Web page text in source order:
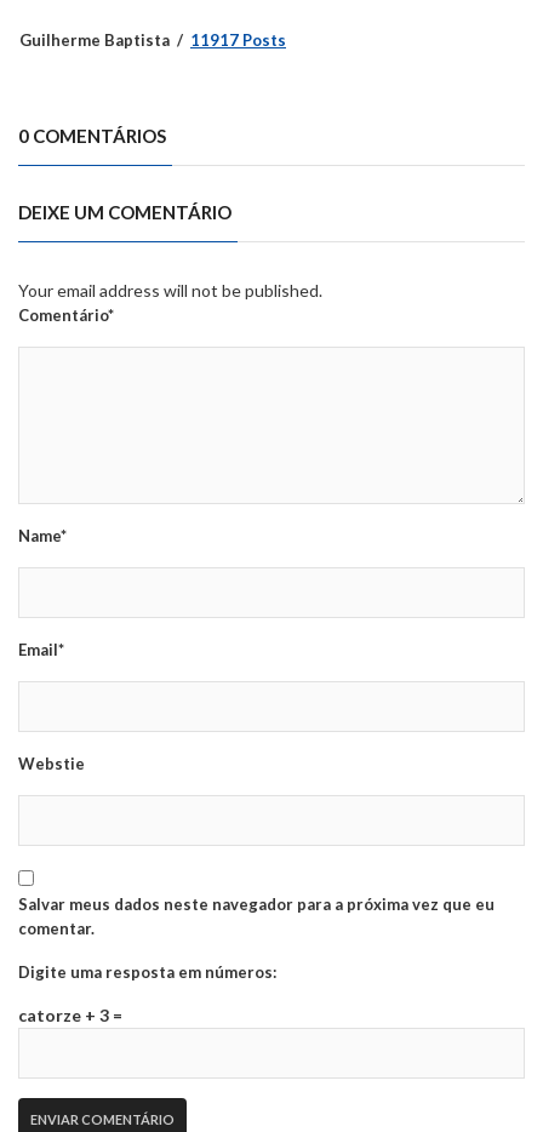
Guilherme Baptista 11917 Posts
0 COMENTÁRIOS
DEIXE UM COMENTÁRIO
Your email address will not be published.
Comentário*
Name*
Email*
Webstie
Salvar meus dados neste navegador para a próxima vez que eu
comentar.
Digite uma resposta em números:
catorze + 3 =